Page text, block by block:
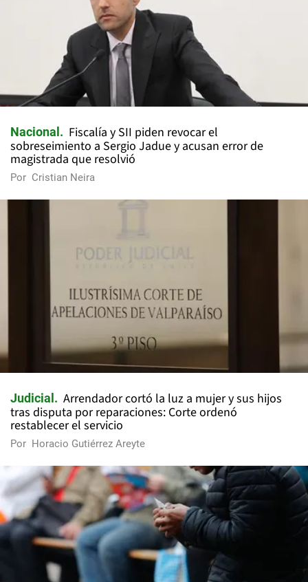
Nacional
Fiscalía y SII piden revocar el
sobreseimiento a Sergio Jadue y acusan error de
magistrada que resolvió
Por Cristian Neira
Judicial
Arrendador cortó la luz a mujer y sus hijos
tras disputa por reparaciones: Corte ordenó
restablecer el servicio
Por Horacio Gutiérrez Areyte